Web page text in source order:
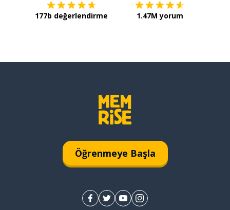
177b değerlendirme 1.47M yorum
Öğrenmeye Başla